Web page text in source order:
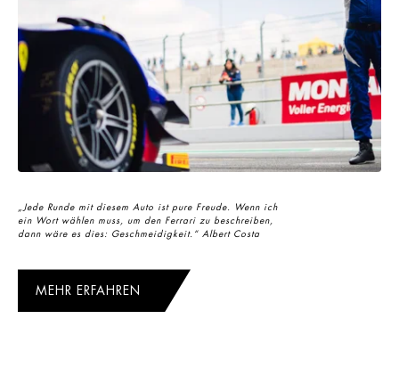
„Jede Runde mit diesem Auto ist pure Freude. Wenn ich
ein Wort wählen muss, um den Ferrari zu beschreiben,
dann wäre es dies: Geschmeidigkeit.“ Albert Costa
MEHR ERFAHREN